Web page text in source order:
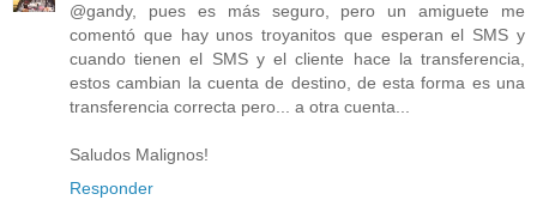
@gandy, pues es más seguro, pero un amiguete me
comentó que hay unos troyanitos que esperan el SMS y
cuando tienen el SMS y el cliente hace la transferencia,
estos cambian la cuenta de destino, de esta forma es una
transferencia correcta pero... a otra cuenta...
Saludos Malignos!
Responder